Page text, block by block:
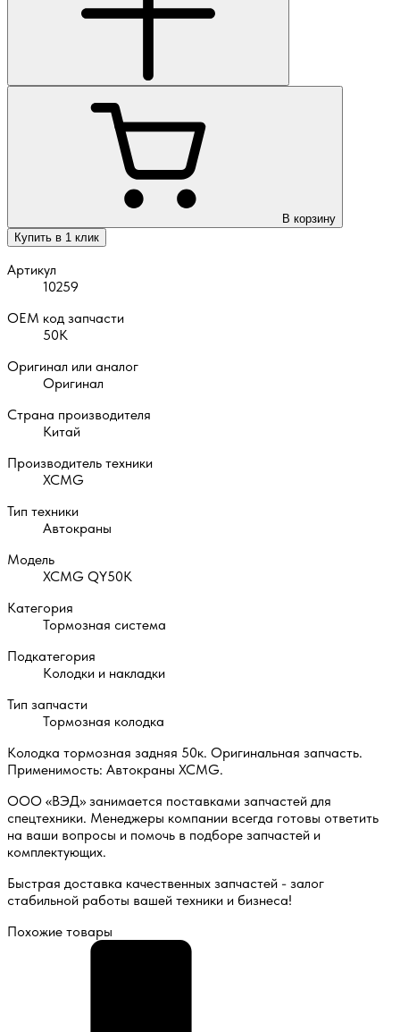
В корзину
Купить в 1 клик
Артикул
10259
OEM код запчасти
50К
Оригинал или аналог
Оригинал
Страна производителя
Китай
Производитель техники
XCMG
Тип техники
Автокраны
Модель
XCMG QY50K
Категория
Тормозная система
Подкатегория
Колодки и накладки
Тип запчасти
Тормозная колодка
Колодка тормозная задняя 50к. Оригинальная запчасть.
Применимость: Автокраны XCMG.
ООО «ВЭД» занимается поставками запчастей для
спецтехники. Менеджеры компании всегда готовы ответить
на ваши вопросы и помочь в подборе запчастей и
комплектующих.
Быстрая доставка качественных запчастей - залог
стабильной работы вашей техники и бизнеса!
Похожие товары